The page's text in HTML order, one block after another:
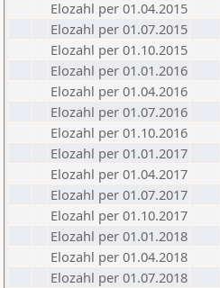
Elozahl per 01.04.2015
Elozahl per 01.07.2015
Elozahl per 01.10.2015
Elozahl per 01.01.2016
Elozahl per 01.04.2016
Elozahl per 01.07.2016
Elozahl per 01.10.2016
Elozahl per 01.01.2017
Elozahl per 01.04.2017
Elozahl per 01.07.2017
Elozahl per 01.10.2017
Elozahl per 01.01.2018
Elozahl per 01.04.2018
Elozahl per 01.07.2018